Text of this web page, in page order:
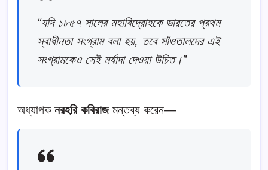
“যদি ১৮৫৭ সালের মহাবিদ্রোহকে ভারতের প্রথম
স্বাধীনতা সংগ্রাম বলা হয়, তবে সাঁওতালদের এই
সংগ্রামকেও সেই মর্যাদা দেওয়া উচিত।”
অধ্যাপক নরহরি কবিরাজমন্তব্য করেন—